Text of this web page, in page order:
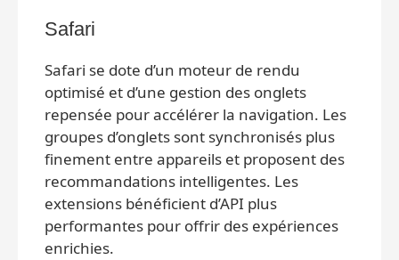
Safari
Safari se dote d’un moteur de rendu
optimisé et d’une gestion des onglets
repensée pour accélérer la navigation. Les
groupes d’onglets sont synchronisés plus
finement entre appareils et proposent des
recommandations intelligentes. Les
extensions bénéficient d’API plus
performantes pour offrir des expériences
enrichies.